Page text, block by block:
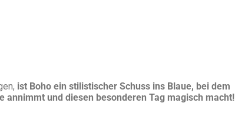
ist Boho ein stilistischer Schuss ins Blaue, bei dem
und diesen besonderen Tag magisch macht!